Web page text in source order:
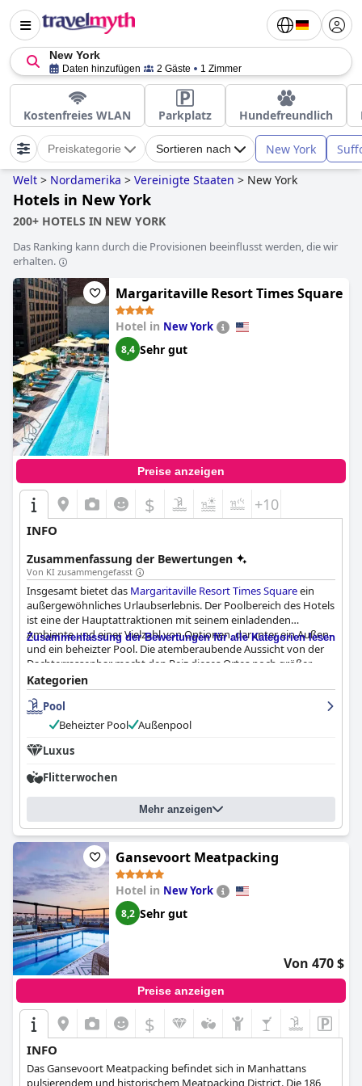
New York
Daten hinzufügen 2 Gäste 1 Zimmer
Kostenfreies WLAN Parkplatz Hundefreundlich
Preiskategorie Sortieren nach New York
Welt > Nordamerika > Vereinigte Staaten > New York
Hotels in New York
200+ HOTELS IN NEW YORK
Das Ranking kann durch die Provisionen beeinflusst werden, die wir
erhalten.
Margaritaville Resort Times Square
Hotel in New York
8,4 Sehr gut
Preise anzeigen
$ +10
INFO
Zusammenfassung der Bewertungen
Von KI zusammengefasst
Insgesamt bietet das Margaritaville Resort Times Squareein
außergewöhnliches Urlaubserlebnis. Der Poolbereich des Hotels
ist eine der Hauptattraktionen mit seinem einladenden
Ambiente und einer Vielzahl von Optionen, darunter ein Außen-
und ein beheizter Pool. Die atemberaubende Aussicht von der
Dachterrassenbar macht den Reiz dieses Ortes noch größer.
Auch wenn der Zugang zum Pool nur zu bestimmten Zeiten
möglich ist, können die Gäste dennoch ein erfrischendes Bad
nehmen, sofern verfügbar. Insgesamt empfehlen die Gäste
dieses Resort für einen unvergesslichen Urlaub.
Zusammenfassung der Bewertungen für alle Kategorien lesen
Kategorien
Pool
Beheizter Pool
Außenpool
Luxus
Flitterwochen
Mehr anzeigen
Gansevoort Meatpacking
Hotel in New York
8,2 Sehr gut
Von 470 $
Preise anzeigen
$
INFO
Das Gansevoort Meatpacking befindet sich in Manhattans
pulsierendem und historischem Meatpacking District. Die 186